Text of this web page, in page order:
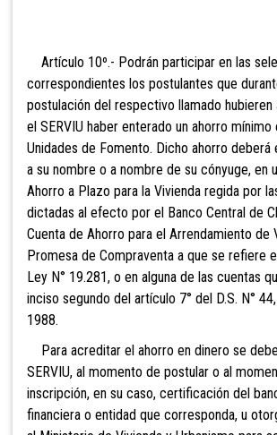
Artículo 10º.- Podrán participar en las
correspondientes los postulantes que
postulación del respectivo llamado
el SERVIU haber enterado un ahorro mínimo
Unidades de Fomento. Dicho ahorro deberá
a su nombre o a nombre de su cónyuge, en
Ahorro a Plazo para la Vivienda regida por
dictadas al efecto por el Banco Central de
Cuenta de Ahorro para el Arrendamiento de
Promesa de Compraventa a que se refiere
Ley N° 19.281, o en alguna de las cuentas
inciso segundo del artículo 7° del D.S. N°
1988.
Para acreditar el ahorro en dinero se
SERVIU, al momento de postular o al
inscripción, en su caso, certificación del
financiera o entidad que corresponda, u